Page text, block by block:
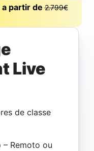
a partir de2.799€
Live
de classe
Remoto ou